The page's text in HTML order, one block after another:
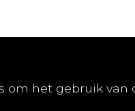
om het gebruik van
Online